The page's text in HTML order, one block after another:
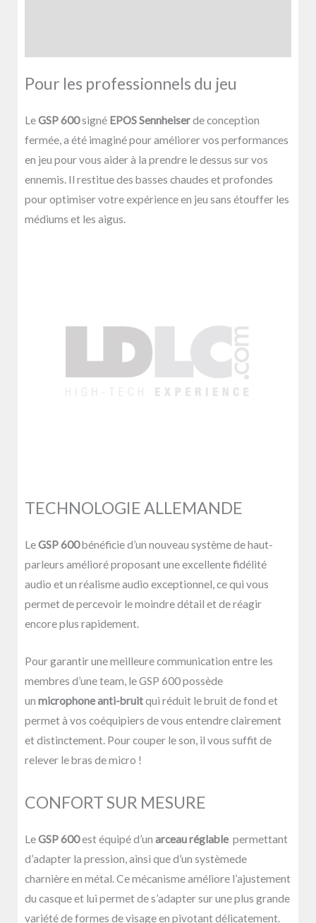
Pour les professionnels du jeu
LeGSP 600signé EPOS Sennheiserde conception
fermée, a été imaginé pour améliorer vos performances
en jeu pour vous aider à la prendre le dessus sur vos
ennemis. Il restitue des basses chaudes et profondes
pour optimiser votre expérience en jeu sans étouffer les
médiums et les aigus.
TECHNOLOGIE ALLEMANDE
LeGSP 600bénéficie d’un nouveau système de haut-
parleurs amélioré proposant une excellente fidélité
audio et un réalisme audio exceptionnel, ce qui vous
permet de percevoir le moindre détail et de réagir
encore plus rapidement.
Pour garantir une meilleure communication entre les
membres d’une team, le GSP 600 possède
un microphone anti-bruitqui réduit le bruit de fond et
permet à vos coéquipiers de vous entendre clairement
et distinctement. Pour couper le son, il vous suffit de
relever le bras de micro !
CONFORT SUR MESURE
LeGSP 600est équipé d’un arceau réglablepermettant
d’adapter la pression, ainsi que d’un systèmede
charnière en métal. Ce mécanisme améliore l’ajustement
du casque et lui permet de s’adapter sur une plus grande
variété de formes de visage en pivotant délicatement.